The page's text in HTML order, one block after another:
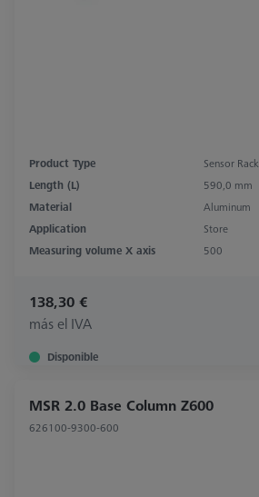
Product Type
Sensor Rack
Length (L)
590,0 mm
Material
Aluminum
Application
Store
Measuring volume X axis
500
138,30 €
más el IVA
Disponible
MSR 2.0 Base Column Z600
626100-9300-600